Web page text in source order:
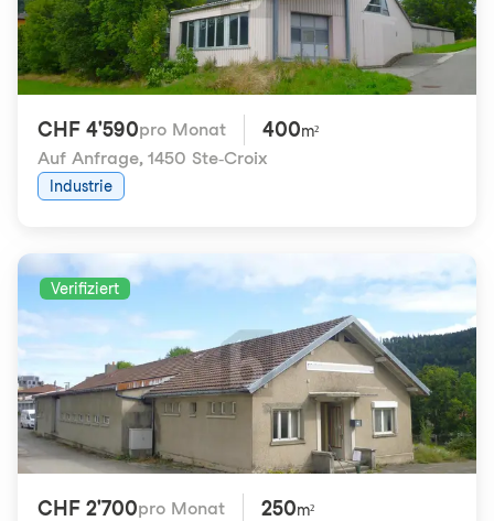
CHF 4'590pro Monat 400m²
Auf Anfrage, 1450 Ste-Croix
Industrie
Verifiziert
CHF 2'700pro Monat 250m²